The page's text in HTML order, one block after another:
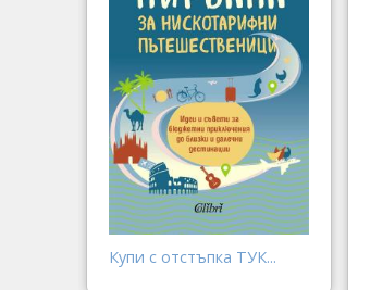
Купи с отстъпка ТУК...